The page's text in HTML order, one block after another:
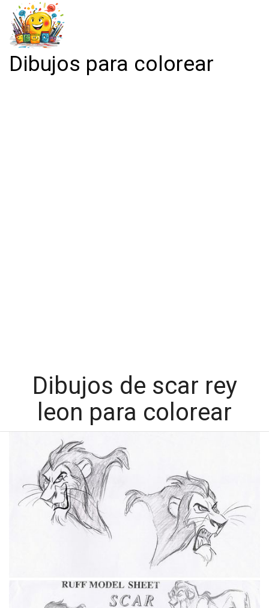
Dibujos para colorear
Dibujos de scar rey
leon para colorear